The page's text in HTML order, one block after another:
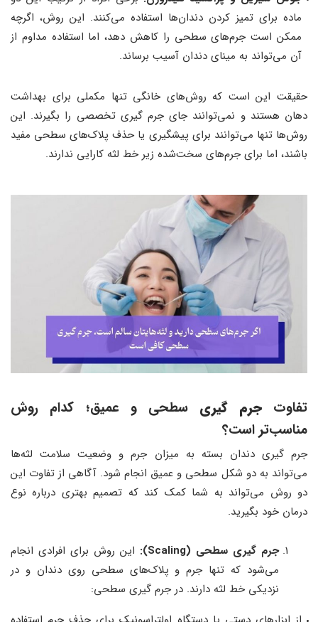
ماده برای تمیز کردن دندان‌ها استفاده می‌کنند. این روش، اگرچه
ممکن است جرم‌های سطحی را کاهش دهد، اما استفاده مداوم از
آن می‌تواند به مینای دندان آسیب برساند.
حقیقت این است که روش‌های خانگی تنها مکملی برای بهداشت
دهان هستند و نمی‌توانند جای جرم‌ گیری تخصصی را بگیرند. این
روش‌ها تنها می‌توانند برای پیشگیری یا حذف پلاک‌های سطحی مفید
باشند، اما برای جرم‌های سخت‌شده زیر خط لثه کارایی ندارند.
تفاوتجرم‌ گیری سطحی و عمیق؛ کدام روش
مناسب‌تر است؟
جرم‌ گیری دندان بسته به میزان جرم و وضعیت سلامت لثه‌ها
می‌تواند به دو شکل سطحی و عمیق انجام شود. آگاهی از تفاوت این
دو روش می‌تواند به شما کمک کند که تصمیم بهتری درباره نوع
درمان خود بگیرید.
جرم‌ گیری سطحی (Scaling):
این روش برای افرادی انجام
می‌شود که تنها جرم و پلاک‌های سطحی روی دندان و در
نزدیکی خط لثه دارند. در جرم‌ گیری سطحی: